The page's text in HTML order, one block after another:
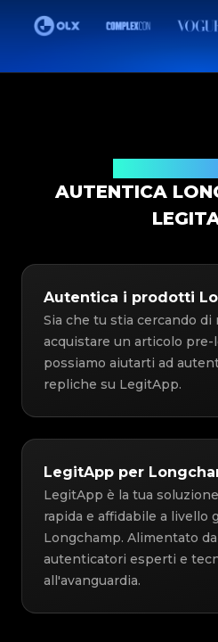
AUTENTICA
Autentica i prodotti
Sia che tu stia cercando di
acquistare un articolo pre-
possiamo aiutarti ad
repliche su LegitApp.
LegitApp per
LegitApp è la tua
rapida e affidabile a livello
Longchamp. Alimentato
autenticatori esperti e
all'avanguardia.